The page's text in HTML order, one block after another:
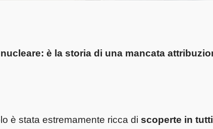
è la storia di una mancata
è stata estremamente ricca di scoperte in